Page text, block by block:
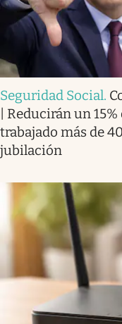
Seguridad Social.
| Reducirán un
trabajado más de
jubilación